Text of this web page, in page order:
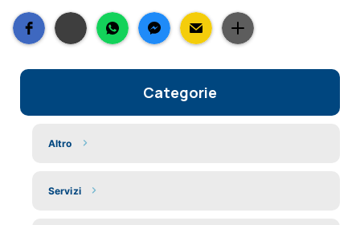
Categorie
Altro
Servizi